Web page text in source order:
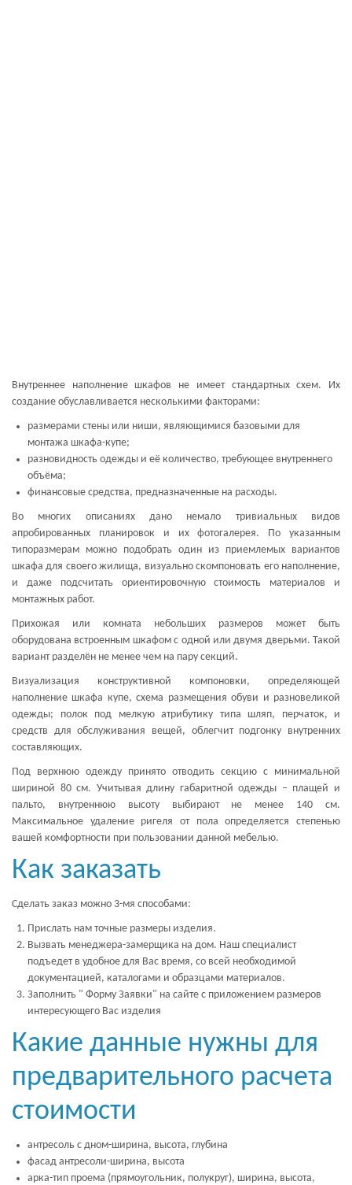
Внутреннее наполнение шкафов не имеет стандартных схем. Их
создание обуславливается несколькими факторами:
размерами стены или ниши, являющимися базовыми для
монтажа шкафа-купе;
разновидность одежды и её количество, требующее внутреннего
объёма;
финансовые средства, предназначенные на расходы.
Во многих описаниях дано немало тривиальных видов
апробированных планировок и их фотогалерея. По указанным
типоразмерам можно подобрать один из приемлемых вариантов
шкафа для своего жилища, визуально скомпоновать его наполнение,
и даже подсчитать ориентировочную стоимость материалов и
монтажных работ.
Прихожая или комната небольших размеров может быть
оборудована встроенным шкафом с одной или двумя дверьми. Такой
вариант разделён не менее чем на пару секций.
Визуализация конструктивной компоновки, определяющей
наполнение шкафа купе, схема размещения обуви и разновеликой
одежды; полок под мелкую атрибутику типа шляп, перчаток, и
средств для обслуживания вещей, облегчит подгонку внутренних
составляющих.
Под верхнюю одежду принято отводить секцию с минимальной
шириной 80 см. Учитывая длину габаритной одежды – плащей и
пальто, внутреннюю высоту выбирают не менее 140 см.
Максимальное удаление ригеля от пола определяется степенью
вашей комфортности при пользовании данной мебелью.
Как заказать
Сделать заказ можно 3-мя способами:
Прислать нам точные размеры изделия.
Вызвать менеджера-замерщика на дом. Наш специалист
подъедет в удобное для Вас время, со всей необходимой
документацией, каталогами и образцами материалов.
Заполнить " Форму Заявки" на сайте с приложением размеров
интересующего Вас изделия
Какие данные нужны для
предварительного расчета
стоимости
антресоль с дном-ширина, высота, глубина
фасад антресоли-ширина, высота
арка-тип проема (прямоугольник, полукруг), ширина, высота,